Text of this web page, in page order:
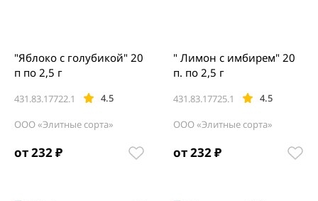
от 232 ₽
431.83.17722.1 4.5
"Яблоко с голубикой" 20
п по 2,5 г
ООО «Элитные сорта»
от 232 ₽
431.83.17725.1 4.5
" Лимон с имбирем" 20
п. по 2,5 г
ООО «Элитные сорта»